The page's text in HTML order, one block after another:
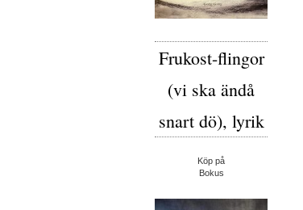
Frukost-flingor
(vi ska ändå
snart dö), lyrik
Köp på
Bokus